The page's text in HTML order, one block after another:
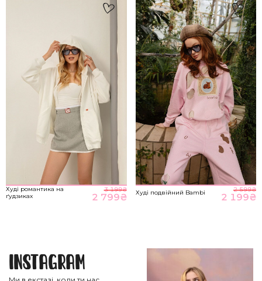
Худі романтика на
ґудзиках
3 199₴
2 799₴ Худі подвійний Bambi 2 599₴
2 199₴
Instagram